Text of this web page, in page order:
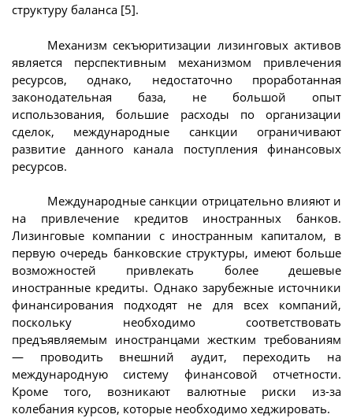
структуру баланса [5].
Механизм секъюритизации лизинговых активов
является перспективным механизмом привлечения
ресурсов, однако, недостаточно проработанная
законодательная база, не большой опыт
использования, большие расходы по организации
сделок, международные санкции ограничивают
развитие данного канала поступления финансовых
ресурсов.
Международные санкции отрицательно влияют и
на привлечение кредитов иностранных банков.
Лизинговые компании с иностранным капиталом, в
первую очередь банковские структуры, имеют больше
возможностей привлекать более дешевые
иностранные кредиты. Однако зарубежные источники
финансирования подходят не для всех компаний,
поскольку необходимо соответствовать
предъявляемым иностранцами жестким требованиям
— проводить внешний аудит, переходить на
международную систему финансовой отчетности.
Кроме того, возникают валютные риски из-за
колебания курсов, которые необходимо хеджировать.